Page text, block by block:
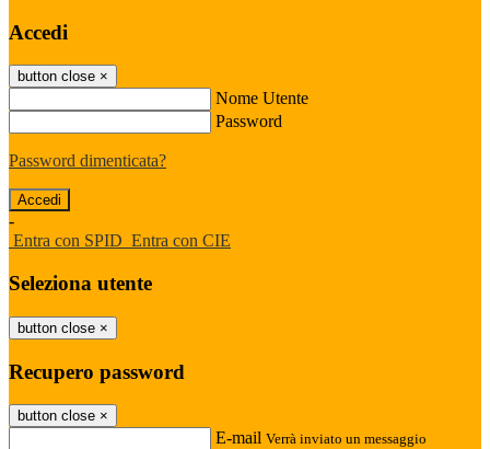
Accedi
button close ×
Nome Utente
Password
Password dimenticata?
-
Entra con SPID Entra con CIE
Seleziona utente
button close ×
Recupero password
button close ×
E-mail Verrà inviato un messaggio